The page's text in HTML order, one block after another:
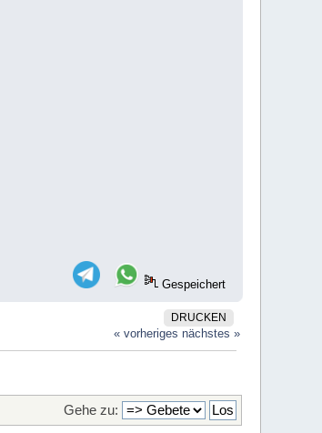
Gespeichert
DRUCKEN
« vorheriges nächstes »
Gehe zu: